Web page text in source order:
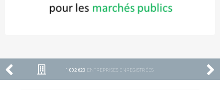
1 002 623 ENTREPRISES ENREGISTRÉES